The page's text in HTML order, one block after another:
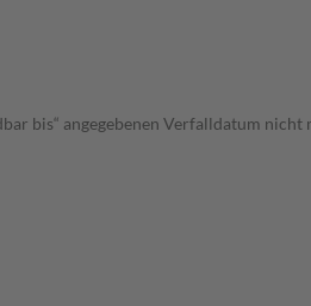
bis“ angegebenen Verfalldatum